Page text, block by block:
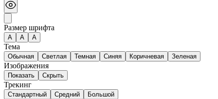
Размер шрифта
А A A
Тема
Обычная Светлая Темная Синяя Коричневая Зеленая
Изображения
Показать Скрыть
Трекинг
Стандартный Средний Большой